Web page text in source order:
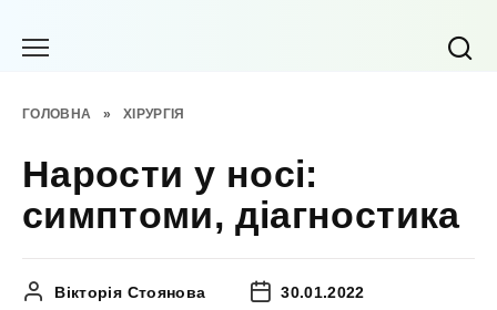
ГОЛОВНА » ХІРУРГІЯ
Нарости у носі:
симптоми, діагностика
Вікторія Стоянова 30.01.2022